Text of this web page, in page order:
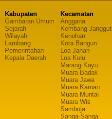
Kabupaten
Gambaran Umum
Sejarah
Wilayah
Lambang
Pemerintahan
Kepala Daerah
Kecamatan
Anggana
Kembang Janggut
Kenohan
Kota Bangun
Loa Janan
Loa Kulu
Marang Kayu
Muara Badak
Muara Jawa
Muara Kaman
Muara Muntai
Muara Wis
Samboja
Sanga-Sanga